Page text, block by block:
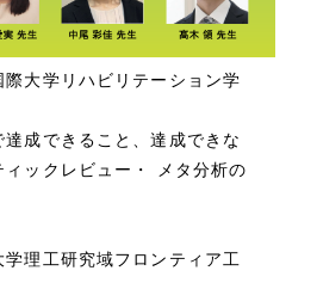
際大学リハビリテーション学
達成できること、達成できな
ックレビュー・ メタ分析の
学理工研究域フロンティア工